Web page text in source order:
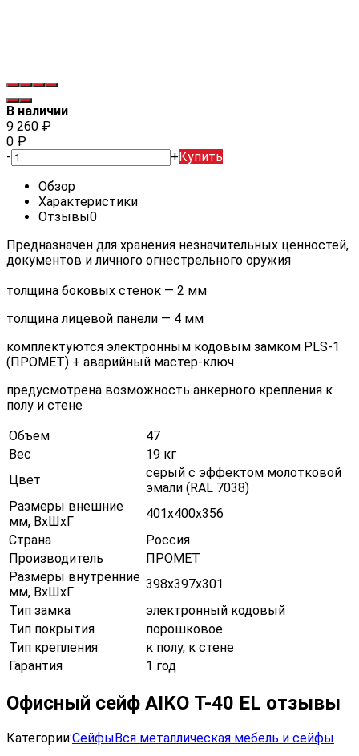
В наличии
9 260 ₽
0 ₽
-
+Купить
Обзор
Характеристики
Отзывы0
Предназначен для хранения незначительных ценностей,
документов и личного огнестрельного оружия
толщина боковых стенок — 2 мм
толщина лицевой панели — 4 мм
комплектуются электронным кодовым замком PLS-1
(ПРОМЕТ) + аварийный мастер-ключ
предусмотрена возможность анкерного крепления к
полу и стене
Объем
47
Вес
19 кг
Цвет
серый с эффектом молотковой
эмали (RAL 7038)
Размеры внешние
мм, ВхШхГ
401х400х356
Страна
Россия
Производитель
ПРОМЕТ
Размеры внутренние
мм, ВхШхГ
398х397х301
Тип замка
электронный кодовый
Тип покрытия
порошковое
Тип крепления
к полу, к стене
Гарантия
1 год
Офисный сейф AIKO Т-40 EL отзывы
Категории:СейфыВся металлическая мебель и сейфы